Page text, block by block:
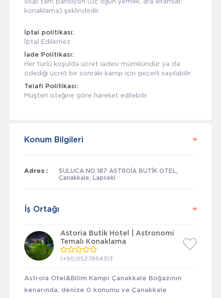
konaklama) şeklindedir.
İptal politikası:
İptal Edilemez
İade Politikası:
Her türlü koşulda ücret iadesi mümkündür ya da
ödediği ücret bir sonraki kamp için geçerli sayılabilir.
Telafi Politikası:
Müşteri isteğine göre hareket edilebilir.
Konum Bilgileri
Adres :
SULUCA NO 187 ASTROİA BUTİK OTEL,
Çanakkale, Lapseki
İş Ortağı
Astoria Butik Hotel | Astronomi
Temalı Konaklama
(+90)5527864313
Astroia Otel&Bilim Kampı Çanakkale Boğazının
kenarında, denize 0 konumu ve Çanakkale